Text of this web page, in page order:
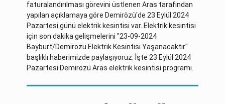
faturalandırılması görevini üstlenen Aras tarafından
yapılan açıklamaya göre Demirözü'de 23 Eylül 2024
Pazartesi günü elektrik kesintisi var. Elektrik kesintisi
için son dakika gelişmelerini "23-09-2024
Bayburt/Demirözü Elektrik Kesintisi Yaşanacaktır"
başlıklı haberimizde paylaşıyoruz. İşte 23 Eylül 2024
Pazartesi Demirözü Aras elektrik kesintisi programı.